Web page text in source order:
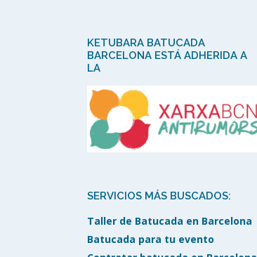
KETUBARA BATUCADA
BARCELONA ESTÁ ADHERIDA A
LA
SERVICIOS MÁS BUSCADOS:
Taller de Batucada en Barcelona
Batucada para tu evento